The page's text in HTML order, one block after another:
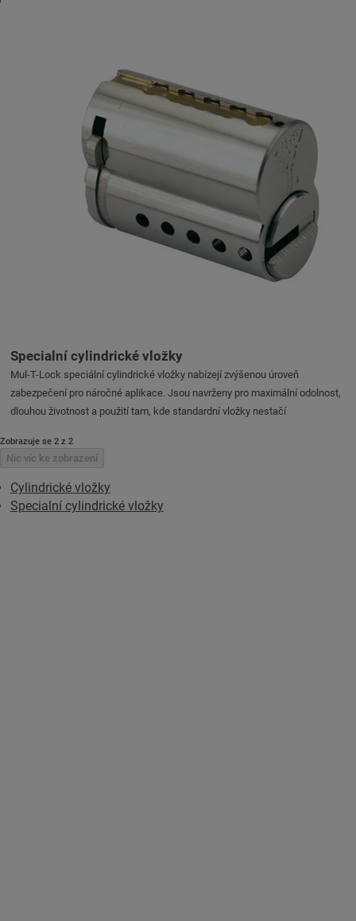
Specialní cylindrické vložky
Mul-T-Lock speciální cylindrické vložky nabízejí zvýšenou úroveň
zabezpečení pro náročné aplikace. Jsou navrženy pro maximální odolnost,
dlouhou životnost a použití tam, kde standardní vložky nestačí
Zobrazuje se 2 z 2
Nic víc ke zobrazení
Cylindrické vložky
Specialní cylindrické vložky